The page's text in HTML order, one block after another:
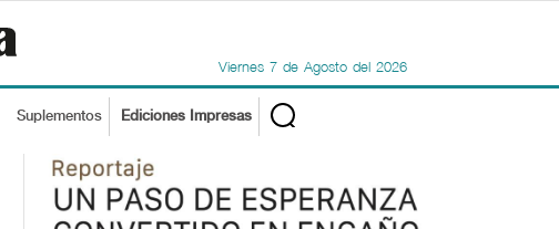
Viernes 7 de Agosto del 2026
Suplementos Ediciones Impresas